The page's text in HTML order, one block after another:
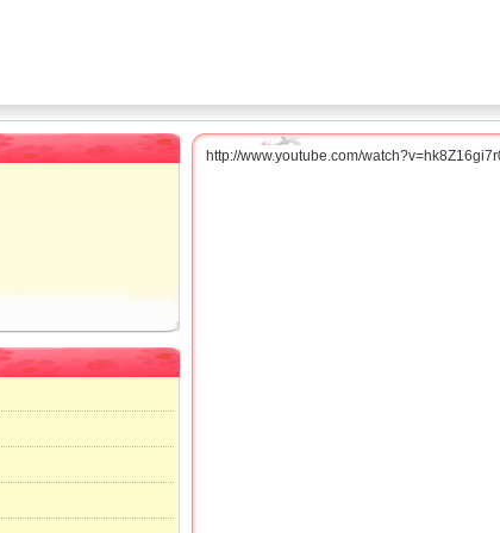
http://www.youtube.com/